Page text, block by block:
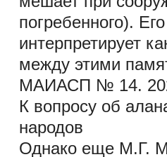
погребенного).
интерпретирует
между этими
МАИАСП № 14.
К вопросу об
народов
Однако еще М.Г.